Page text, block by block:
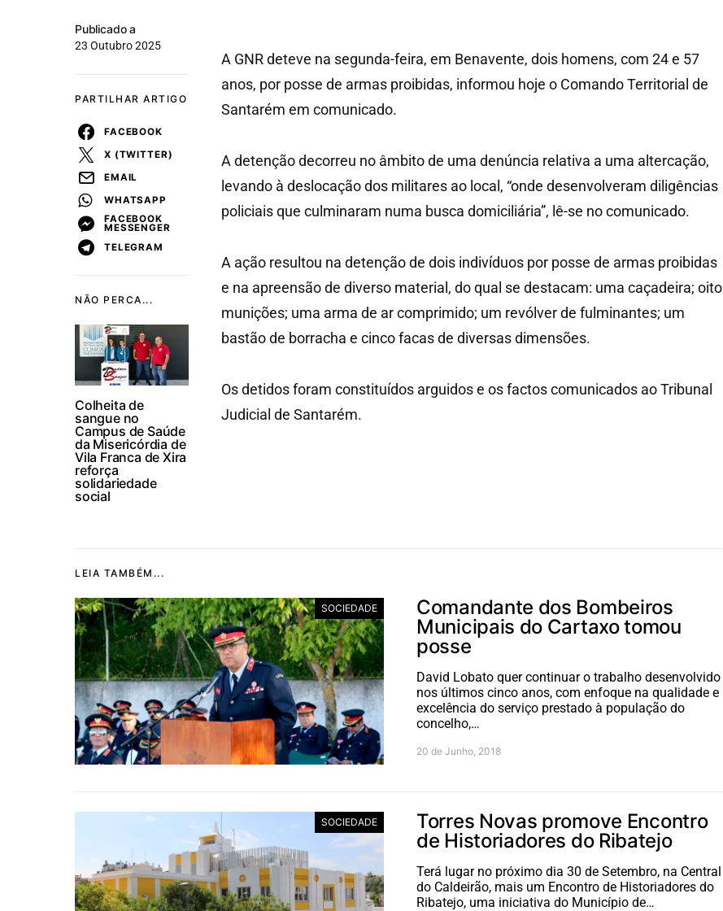
NÃO PERCA...
Colheita de
sangue no
Campus de Saúde
da Misericórdia de
Vila Franca de Xira
reforça
solidariedade
social
Publicado a
23 Outubro 2025
PARTILHAR ARTIGO
FACEBOOK
X (TWITTER)
EMAIL
WHATSAPP
FACEBOOK
MESSENGER
TELEGRAM
A GNR deteve na segunda-feira, em Benavente, dois homens, com 24 e 57
anos, por posse de armas proibidas, informou hoje o Comando Territorial de
Santarém em comunicado.
A detenção decorreu no âmbito de uma denúncia relativa a uma altercação,
levando à deslocação dos militares ao local, “onde desenvolveram diligências
policiais que culminaram numa busca domiciliária”, lê-se no comunicado.
A ação resultou na detenção de dois indivíduos por posse de armas proibidas
e na apreensão de diverso material, do qual se destacam: uma caçadeira; oito
munições; uma arma de ar comprimido; um revólver de fulminantes; um
bastão de borracha e cinco facas de diversas dimensões.
Os detidos foram constituídos arguidos e os factos comunicados ao Tribunal
Judicial de Santarém.
LEIA TAMBÉM...
SOCIEDADE
Comandante dos Bombeiros
Municipais do Cartaxo tomou
posse
David Lobato quer continuar o trabalho desenvolvido
nos últimos cinco anos, com enfoque na qualidade e
excelência do serviço prestado à população do
concelho,…
20 de Junho, 2018
SOCIEDADE
Torres Novas promove Encontro
de Historiadores do Ribatejo
Terá lugar no próximo dia 30 de Setembro, na Central
do Caldeirão, mais um Encontro de Historiadores do
Ribatejo, uma iniciativa do Município de…